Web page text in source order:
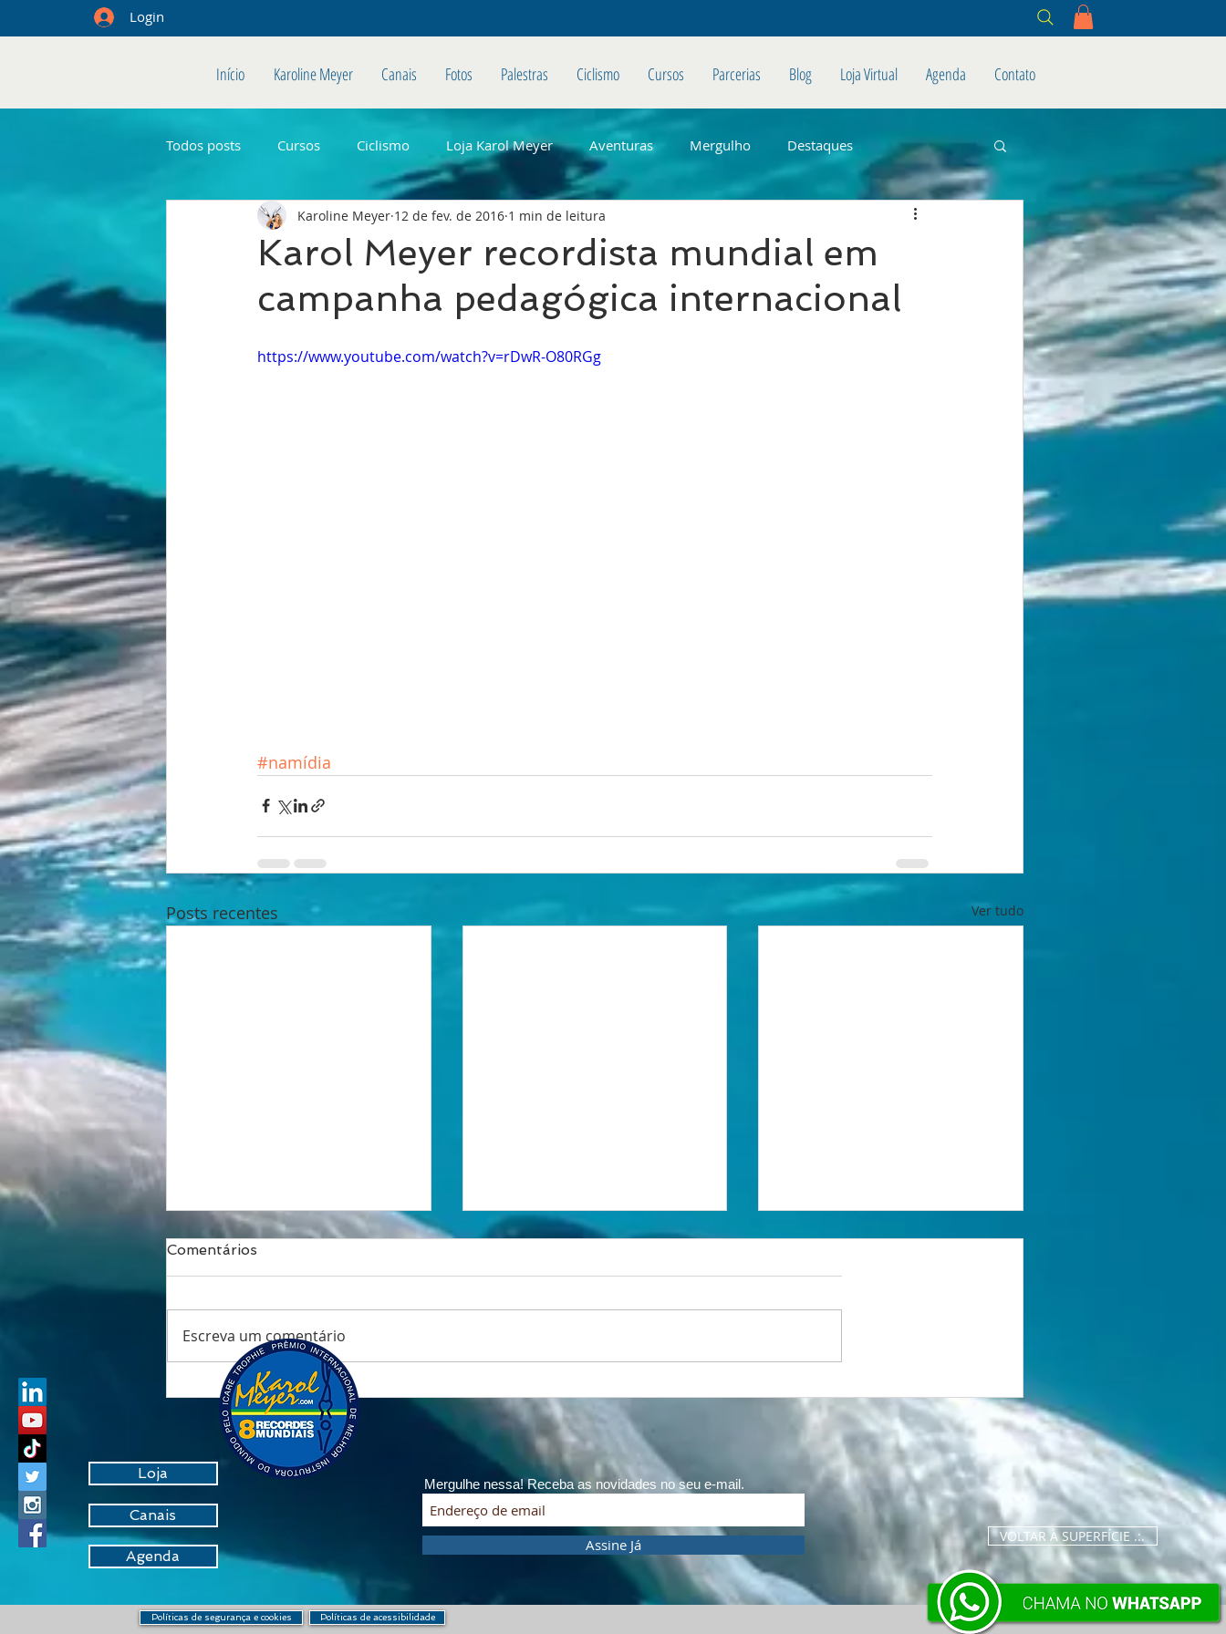
Login
Início Karoline Meyer Canais Fotos Palestras Ciclismo Cursos Parcerias Blog Loja Virtual Agenda Contato
Todos posts Cursos Ciclismo Loja Karol Meyer Aventuras Mergulho Destaques
Karol Meyer recordista mundial em
campanha pedagógica internacional
Karoline Meyer 12 de fev. de 2016 1 min de leitura
https://www.youtube.com/watch?v=rDwR-O80RGg
#namídia
Posts recentes Ver tudo
Respirar é viver: o fôlego
que transforma saúde,
performance e
longevidade
longevidade: o fôlego que
conecta montanha e mar
coragem. 1 Lugar no
Campeonato Brasileiro
Master de XCO
Comentários
Escreva um comentário
Loja
Canais
Agenda
Mergulhe nessa! Receba as novidades no seu e-mail.
Assine Já VOLTAR À SUPERFÍCIE .:.
Políticas de segurança e cookies Políticas de acessibilidade